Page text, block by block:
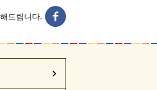
드립니다.